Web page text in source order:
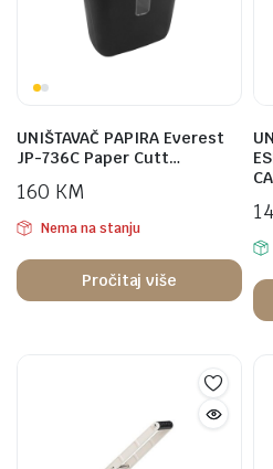
UNIŠTAVAČ PAPIRA Everest
JP-736C Paper Cutt…
160 KM
Nema na stanju
Pročitaj više